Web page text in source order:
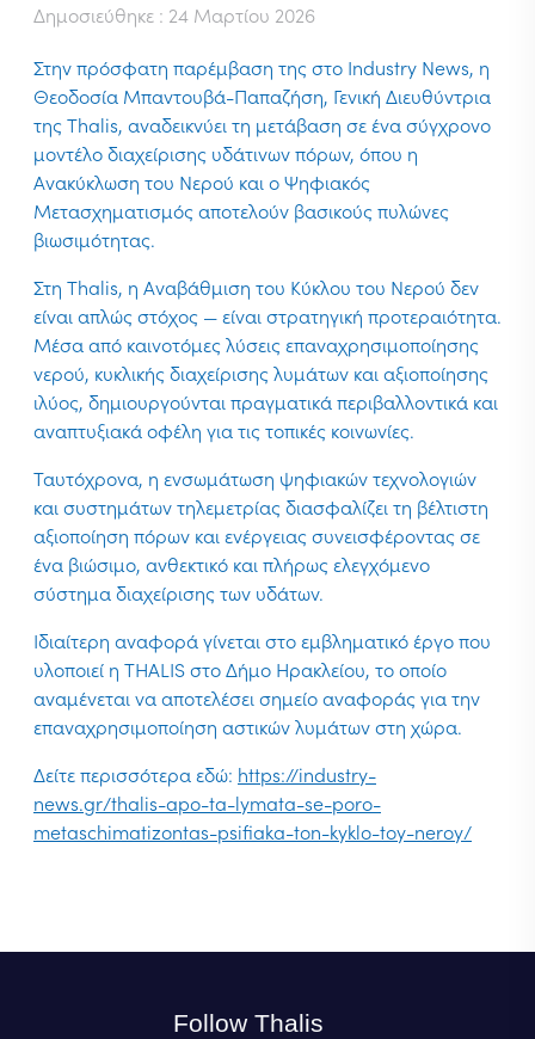
Δημοσιεύθηκε : 24 Μαρτίου 2026
Στην πρόσφατη παρέμβαση της στο Industry News, η
Θεοδοσία Μπαντουβά-Παπαζήση, Γενική Διευθύντρια
της Thalis, αναδεικνύει τη μετάβαση σε ένα σύγχρονο
μοντέλο διαχείρισης υδάτινων πόρων, όπου η
Ανακύκλωση του Νερού και ο Ψηφιακός
Μετασχηματισμός αποτελούν βασικούς πυλώνες
βιωσιμότητας.
Στη Thalis, η Αναβάθμιση του Κύκλου του Νερού δεν
είναι απλώς στόχος — είναι στρατηγική προτεραιότητα.
Μέσα από καινοτόμες λύσεις επαναχρησιμοποίησης
νερού, κυκλικής διαχείρισης λυμάτων και αξιοποίησης
ιλύος, δημιουργούνται πραγματικά περιβαλλοντικά και
αναπτυξιακά οφέλη για τις τοπικές κοινωνίες.
Ταυτόχρονα, η ενσωμάτωση ψηφιακών τεχνολογιών
και συστημάτων τηλεμετρίας διασφαλίζει τη βέλτιστη
αξιοποίηση πόρων και ενέργειας συνεισφέροντας σε
ένα βιώσιμο, ανθεκτικό και πλήρως ελεγχόμενο
σύστημα διαχείρισης των υδάτων.
Ιδιαίτερη αναφορά γίνεται στο εμβληματικό έργο που
υλοποιεί η THALIS στο Δήμο Ηρακλείου, το οποίο
αναμένεται να αποτελέσει σημείο αναφοράς για την
επαναχρησιμοποίηση αστικών λυμάτων στη χώρα.
Δείτε περισσότερα εδώ: https://industry-
news.gr/thalis-apo-ta-lymata-se-poro-
metaschimatizontas-psifiaka-ton-kyklo-toy-neroy/
Follow Thalis